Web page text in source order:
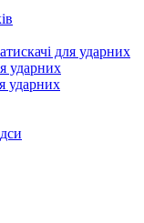
для ударних
ударних
ударних